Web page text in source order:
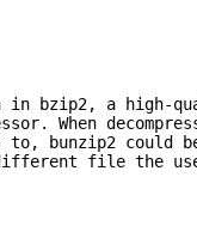
in bzip2, a high-
When
bunzip2 could
file the